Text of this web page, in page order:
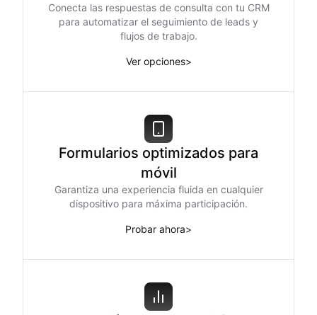
Conecta las respuestas de consulta con tu CRM
para automatizar el seguimiento de leads y
flujos de trabajo.
Ver opciones>
Formularios optimizados para
móvil
Garantiza una experiencia fluida en cualquier
dispositivo para máxima participación.
Probar ahora>